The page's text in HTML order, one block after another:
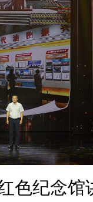
纪念馆